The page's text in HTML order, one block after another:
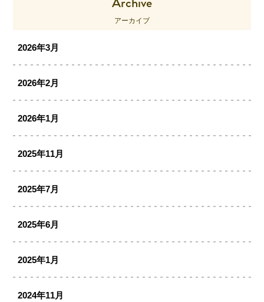
アーカイブ
2026年3月
2026年2月
2026年1月
2025年11月
2025年7月
2025年6月
2025年1月
2024年11月